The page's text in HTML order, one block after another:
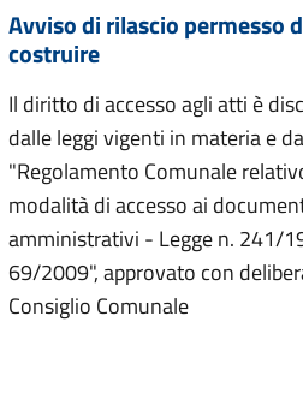
Avviso di rilascio permesso
costruire
Il diritto di accesso agli atti è
dalle leggi vigenti in materia e
"Regolamento Comunale
modalità di accesso ai
amministrativi - Legge n. 241/
69/2009", approvato con
Consiglio Comunale